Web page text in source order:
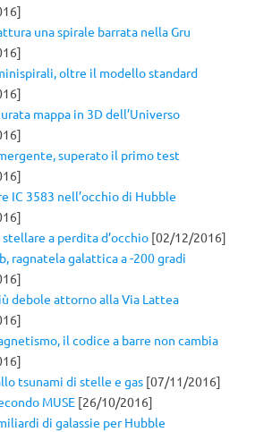
una spirale barrata nella Gru
oltre il modello standard
mappa in 3D dell’Universo
superato il primo test
IC 3583 nell’occhio di Hubble
a perdita d’occhio [02/12/2016]
ragnatela galattica a -200 gradi
debole attorno alla Via Lattea
il codice a barre non cambia
tsunami di stelle e gas [07/11/2016]
MUSE [26/10/2016]
di galassie per Hubble